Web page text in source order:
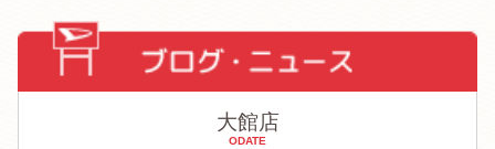
大館店
ODATE